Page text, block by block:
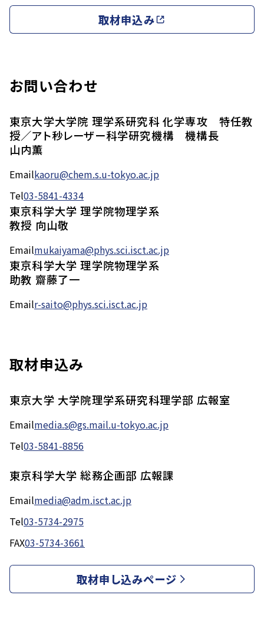
取材申込み
お問い合わせ
東京大学大学院 理学系研究科 化学専攻 特任教
授／アト秒レーザー科学研究機構 機構長
山内薫
Emailkaoru@chem.s.u-tokyo.ac.jp
Tel03-5841-4334
東京科学大学 理学院物理学系
教授 向山敬
Emailmukaiyama@phys.sci.isct.ac.jp
東京科学大学 理学院物理学系
助教 齋藤了一
Emailr-saito@phys.sci.isct.ac.jp
取材申込み
東京大学 大学院理学系研究科理学部 広報室
Emailmedia.s@gs.mail.u-tokyo.ac.jp
Tel03-5841-8856
東京科学大学 総務企画部 広報課
Emailmedia@adm.isct.ac.jp
Tel03-5734-2975
FAX03-5734-3661
取材申し込みページ